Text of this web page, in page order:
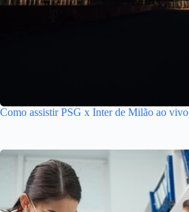
Como assistir PSG x Inter de Milão ao vivo